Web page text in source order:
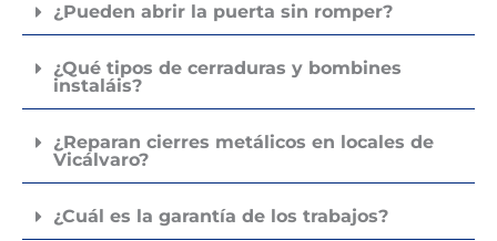
¿Pueden abrir la puerta sin romper?
¿Qué tipos de cerraduras y bombines
instaláis?
¿Reparan cierres metálicos en locales de
Vicálvaro?
¿Cuál es la garantía de los trabajos?